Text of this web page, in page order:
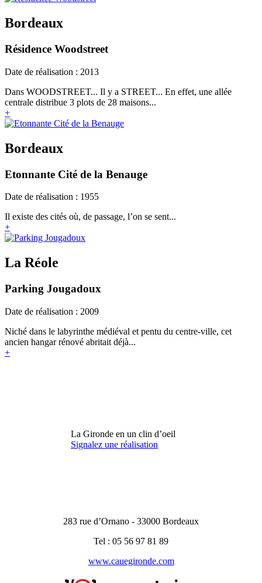
Bordeaux
Résidence Woodstreet
Date de réalisation : 2013
Dans WOODSTREET... Il y a STREET... En effet, une allée
centrale distribue 3 plots de 28 maisons...
+
Bordeaux
Etonnante Cité de la Benauge
Date de réalisation : 1955
Il existe des cités où, de passage, l’on se sent...
+
La Réole
Parking Jougadoux
Date de réalisation : 2009
Niché dans le labyrinthe médiéval et pentu du centre-ville, cet
ancien hangar rénové abritait déjà...
+
La Gironde en un clin d’oeil
Signalez une réalisation
283 rue d’Ornano - 33000 Bordeaux
Tel : 05 56 97 81 89
www.cauegironde.com